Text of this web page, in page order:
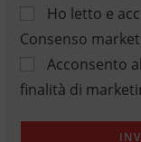
Ho letto e
Consenso
Acconsento
finalità di